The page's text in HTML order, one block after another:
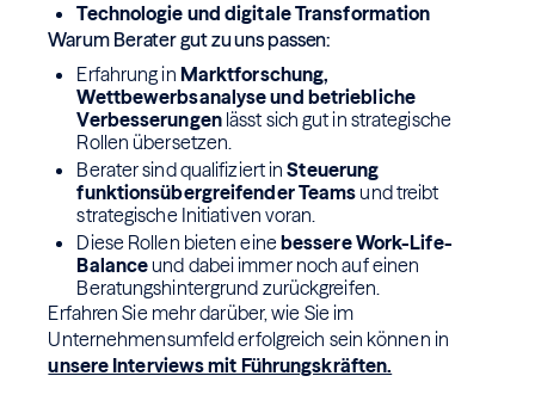
Technologie und digitale Transformation
Warum Berater gut zu uns passen:
Erfahrung in Marktforschung,
Wettbewerbsanalyse und betriebliche
Verbesserungenlässt sich gut in strategische
Rollen übersetzen.
Berater sind qualifiziert inSteuerung
funktionsübergreifender Teams und treibt
strategische Initiativen voran.
Diese Rollen bieten eine bessere Work-Life-
Balance und dabei immer noch auf einen
Beratungshintergrund zurückgreifen.
Erfahren Sie mehr darüber, wie Sie im
Unternehmensumfeld erfolgreich sein können in
unsere Interviews mit Führungskräften.